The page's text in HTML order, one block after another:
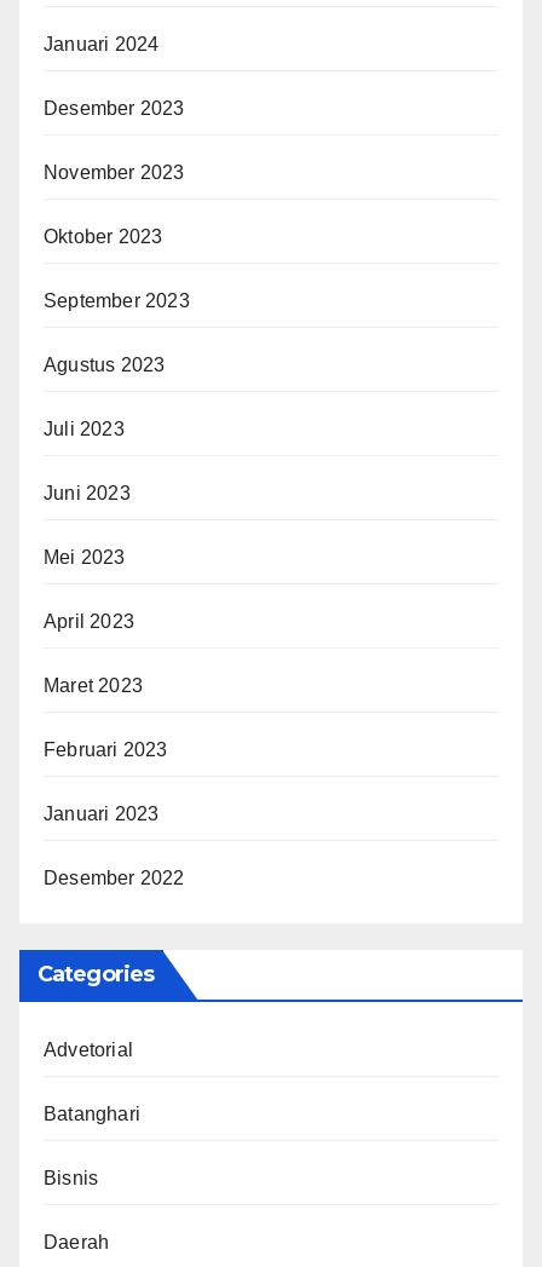
Januari 2024
Desember 2023
November 2023
Oktober 2023
September 2023
Agustus 2023
Juli 2023
Juni 2023
Mei 2023
April 2023
Maret 2023
Februari 2023
Januari 2023
Desember 2022
Categories
Advetorial
Batanghari
Bisnis
Daerah